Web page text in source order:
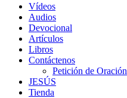
Vídeos
Audios
Devocional
Artículos
Libros
Contáctenos
Petición de Oración
JESÚS
Tienda